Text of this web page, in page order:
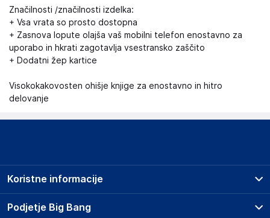
Značilnosti /značilnosti izdelka:
+ Vsa vrata so prosto dostopna
+ Zasnova lopute olajša vaš mobilni telefon enostavno za
uporabo in hkrati zagotavlja vsestransko zaščito
+ Dodatni žep kartice
Visokokakovosten ohišje knjige za enostavno in hitro
delovanje
Podjetje Big Bang
Koristne informacije
Prodajna mesta